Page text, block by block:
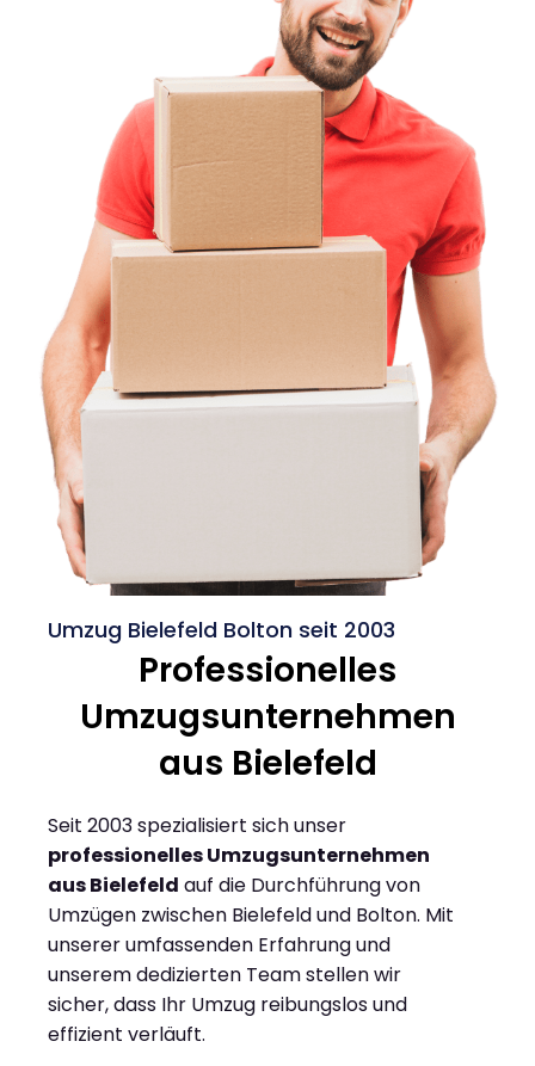
Umzug Bielefeld Bolton seit 2003
Professionelles
Umzugsunternehmen
aus Bielefeld
Seit 2003 spezialisiert sich unser
professionelles Umzugsunternehmen
aus Bielefeld auf die Durchführung von
Umzügen zwischen Bielefeld und Bolton. Mit
unserer umfassenden Erfahrung und
unserem dedizierten Team stellen wir
sicher, dass Ihr Umzug reibungslos und
effizient verläuft.